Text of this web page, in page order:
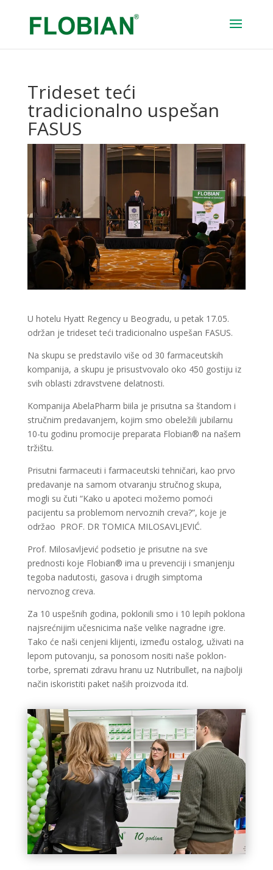
Trideset teći
tradicionalno uspešan
FASUS
U hotelu Hyatt Regency u Beogradu, u petak 17.05.
održan je trideset teći tradicionalno uspešan FASUS.
Na skupu se predstavilo više od 30 farmaceutskih
kompanija, a skupu je prisustvovalo oko 450 gostiju iz
svih oblasti zdravstvene delatnosti.
Kompanija AbelaPharm biila je prisutna sa štandom i
stručnim predavanjem, kojim smo obeležili jubilarnu
10-tu godinu promocije preparata Flobian® na našem
tržištu.
Prisutni farmaceuti i farmaceutski tehničari, kao prvo
predavanje na samom otvaranju stručnog skupa,
mogli su čuti “Kako u apoteci možemo pomoći
pacijentu sa problemom nervoznih creva?”, koje je
održao PROF. DR TOMICA MILOSAVLJEVIĆ.
Prof. Milosavljević podsetio je prisutne na sve
prednosti koje Flobian® ima u prevenciji i smanjenju
tegoba nadutosti, gasova i drugih simptoma
nervoznog creva.
Za 10 uspešnih godina, poklonili smo i 10 lepih poklona
najsrećnijim učesnicima naše velike nagradne igre.
Tako će naši cenjeni klijenti, između ostalog, uživati na
lepom putovanju, sa ponosom nositi naše poklon-
torbe, spremati zdravu hranu uz Nutribullet, na najbolji
način iskoristiti paket naših proizvoda itd.